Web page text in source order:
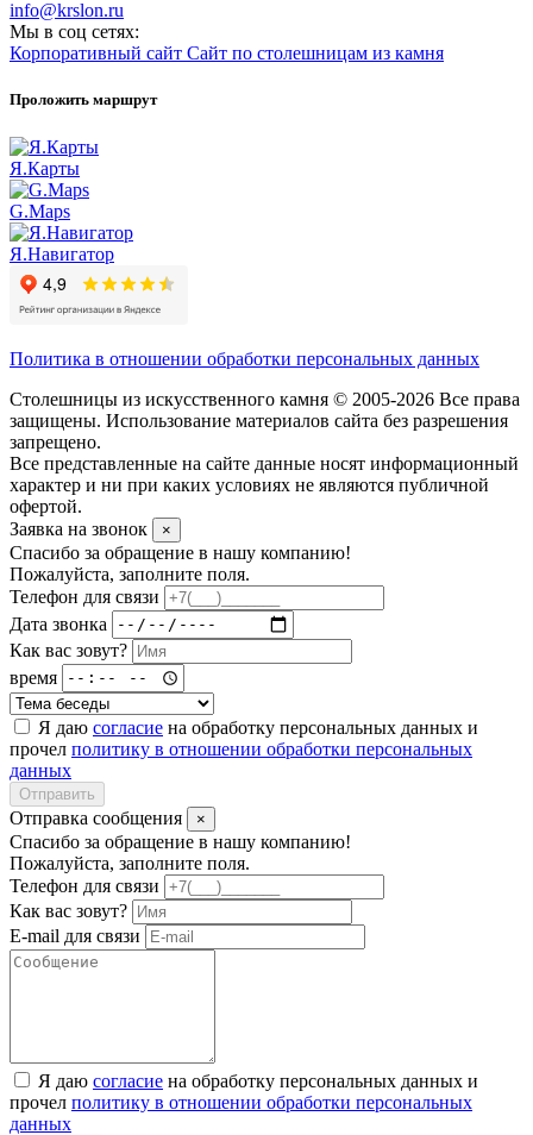
info@krslon.ru
Мы в соц сетях:
Корпоративный сайт Сайт по столешницам из камня
Проложить маршрут
Я.Карты
G.Maps
Я.Навигатор
Политика в отношении обработки персональных данных
Столешницы из искусственного камня © 2005-2026 Все права
защищены. Использование материалов сайта без разрешения
запрещено.
Все представленные на сайте данные носят информационный
характер и ни при каких условиях не являются публичной
офертой.
Заявка на звонок
×
Спасибо за обращение в нашу компанию!
Пожалуйста, заполните поля.
Телефон для связи
Дата звонка
Как вас зовут?
время
Я даю согласие на обработку персональных данных и
прочел политику в отношении обработки персональных
данных
Отправить
Отправка сообщения ×
Спасибо за обращение в нашу компанию!
Пожалуйста, заполните поля.
Телефон для связи
Как вас зовут?
E-mail для связи
Я даю согласие на обработку персональных данных и
прочел политику в отношении обработки персональных
данных